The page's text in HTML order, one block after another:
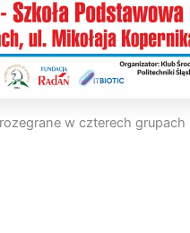
w czterech grupach